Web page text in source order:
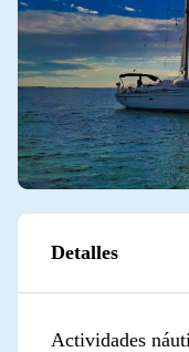
Detalles
Actividades